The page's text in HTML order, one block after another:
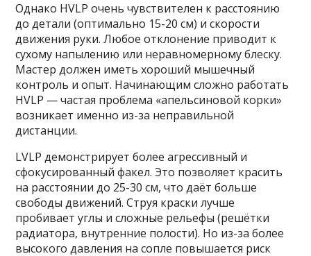
Однако HVLP очень чувствителен к расстоянию
до детали (оптимально 15-20 см) и скорости
движения руки. Любое отклонение приводит к
сухому напылению или неравномерному блеску.
Мастер должен иметь хороший мышечный
контроль и опыт. Начинающим сложно работать
HVLP — частая проблема «апельсиновой корки»
возникает именно из-за неправильной
дистанции.
LVLP демонстрирует более агрессивный и
сфокусированный факел. Это позволяет красить
на расстоянии до 25-30 см, что даёт больше
свободы движений. Струя краски лучше
пробивает углы и сложные рельефы (решётки
радиатора, внутренние полости). Но из-за более
высокого давления на сопле повышается риск